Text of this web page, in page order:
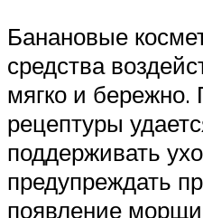
Банановые
средства
мягко и
рецептуры
поддерживать
предупреждать
появление